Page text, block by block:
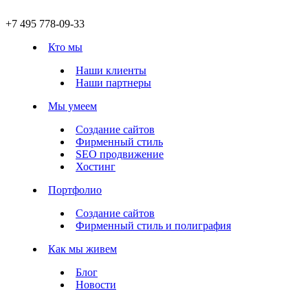
+7 495 778-09-33
Кто мы
Наши клиенты
Наши партнеры
Мы умеем
Создание сайтов
Фирменный стиль
SEO продвижение
Хостинг
Портфолио
Создание сайтов
Фирменный стиль и полиграфия
Как мы живем
Блог
Новости